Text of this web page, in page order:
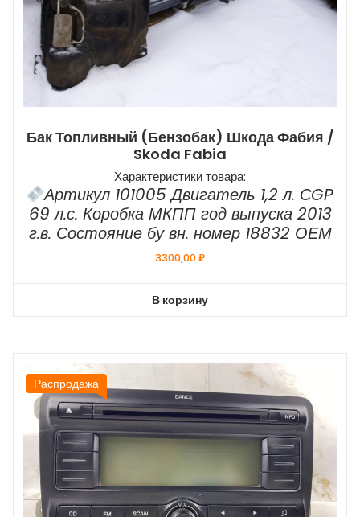
Бак Топливный (бензобак) Шкода Фабия /
Skoda Fabia
Характеристики товара:
Артикул 101005 Двигатель 1,2 л. СGP
69 л.с. Коробка МКПП год выпуска 2013
г.в. Состояние бу вн. номер 18832 ОЕМ
3300,00₽
В корзину
Распродажа